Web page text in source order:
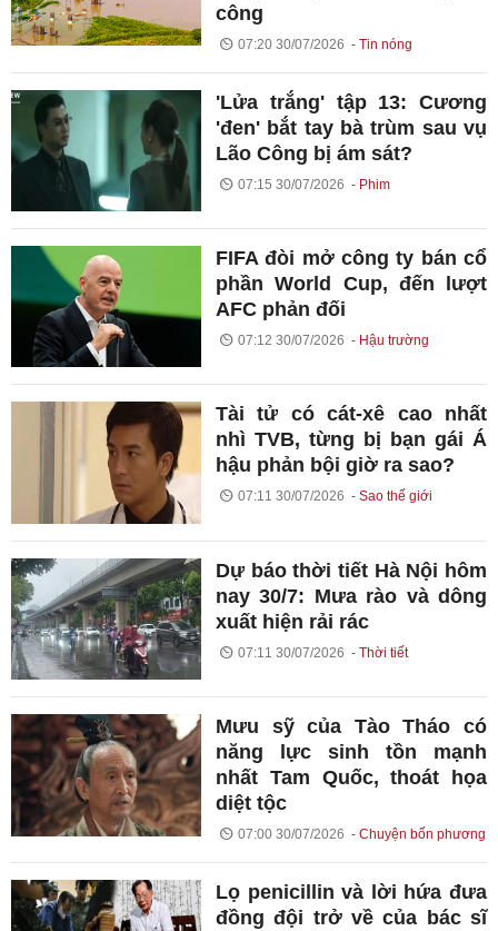
công
07:20 30/07/2026 Tin nóng
'Lửa trắng' tập 13: Cương
'đen' bắt tay bà trùm sau vụ
Lão Công bị ám sát?
07:15 30/07/2026 Phim
FIFA đòi mở công ty bán cổ
phần World Cup, đến lượt
AFC phản đối
07:12 30/07/2026 Hậu trường
Tài tử có cát-xê cao nhất
nhì TVB, từng bị bạn gái Á
hậu phản bội giờ ra sao?
07:11 30/07/2026 Sao thế giới
Dự báo thời tiết Hà Nội hôm
nay 30/7: Mưa rào và dông
xuất hiện rải rác
07:11 30/07/2026 Thời tiết
Mưu sỹ của Tào Tháo có
năng lực sinh tồn mạnh
nhất Tam Quốc, thoát họa
diệt tộc
07:00 30/07/2026 Chuyện bốn phương
Lọ penicillin và lời hứa đưa
đồng đội trở về của bác sĩ